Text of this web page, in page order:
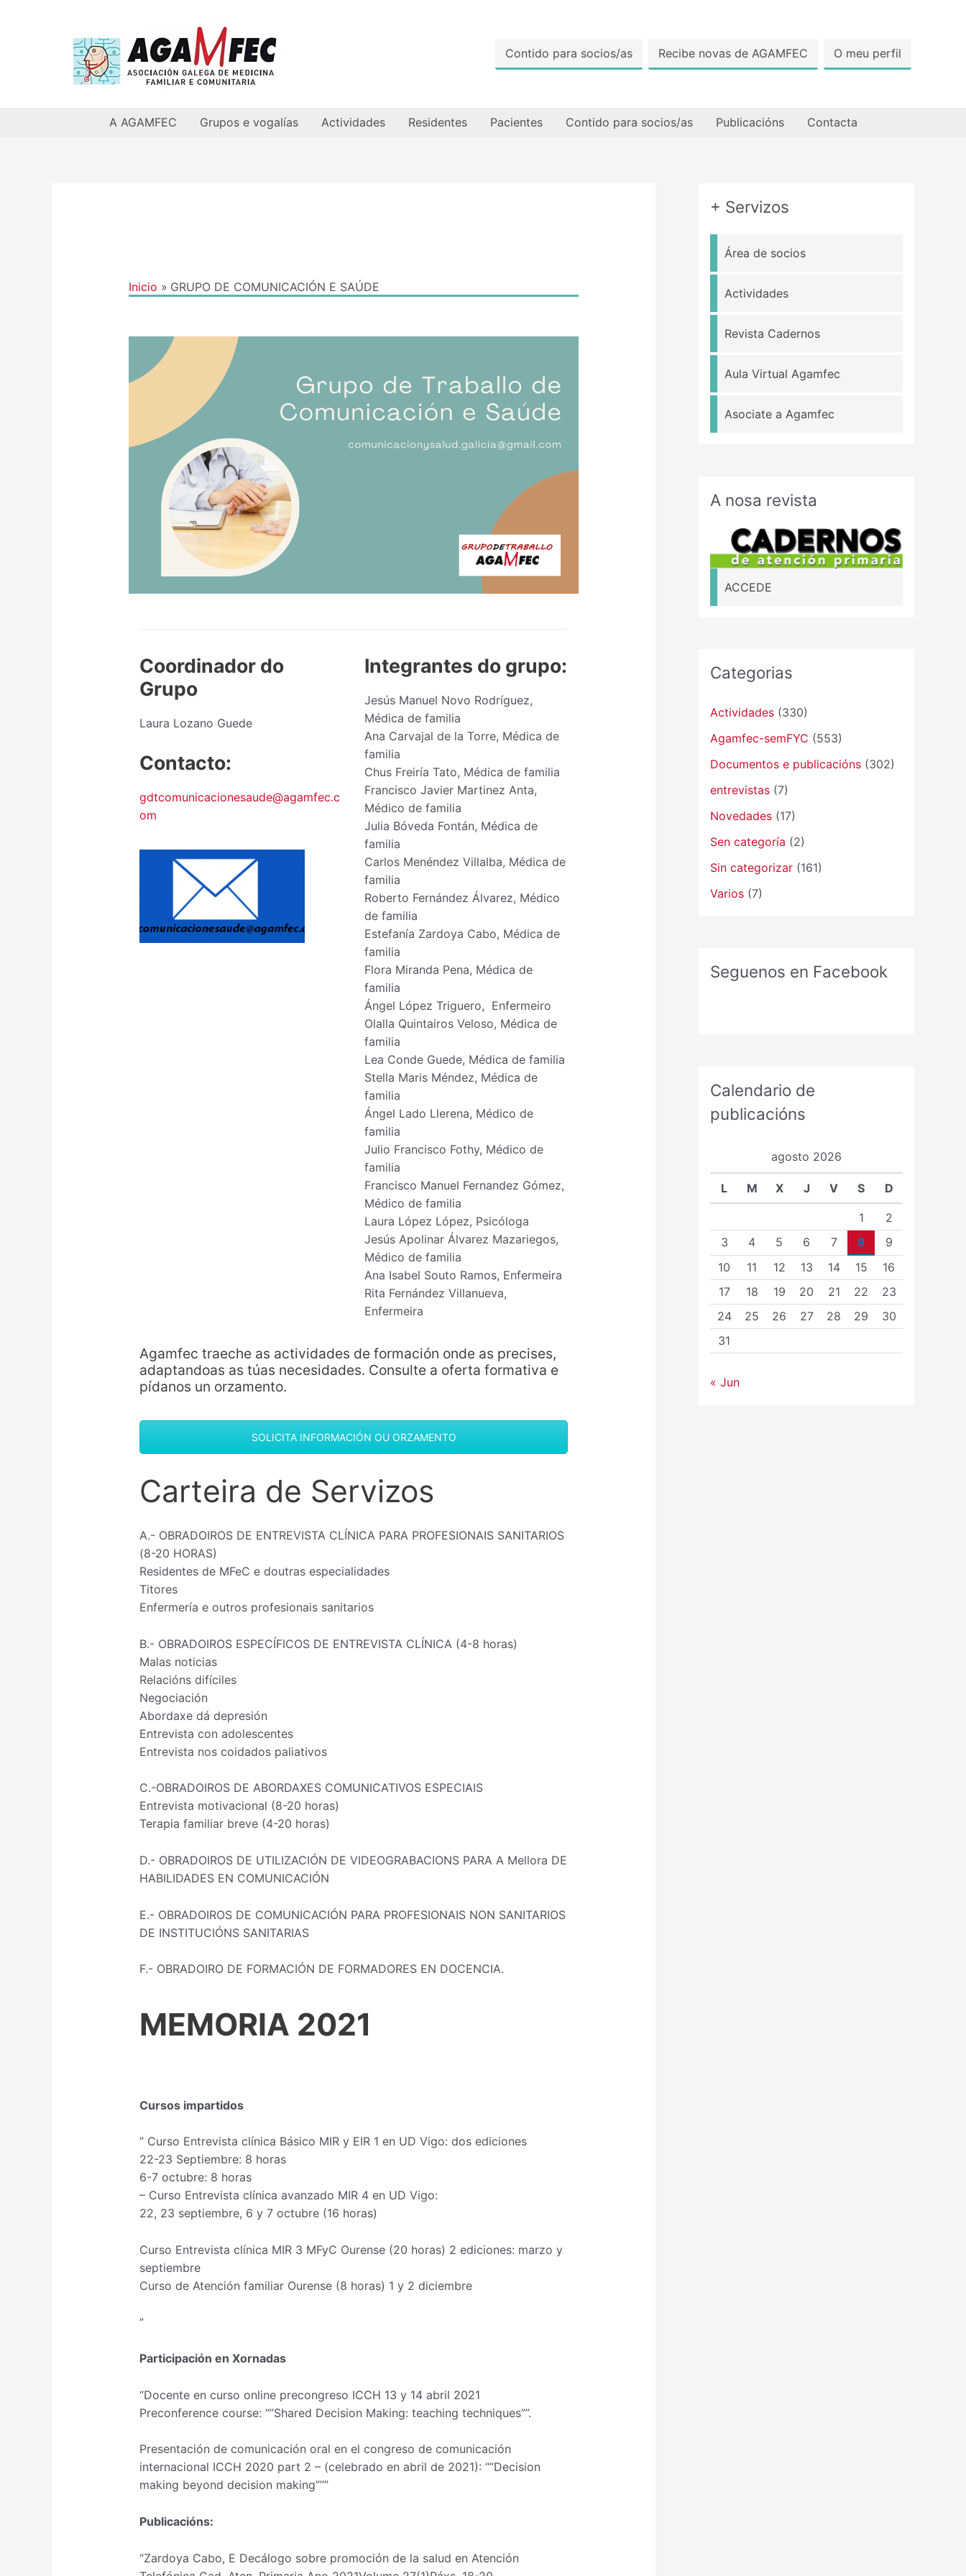
Contido para socios/as Recibe novas de AGAMFEC O meu perfil
A AGAMFEC Grupos e vogalías Actividades Residentes Pacientes Contido para socios/as Publicacións Contacta
Inicio GRUPO DE COMUNICACIÓN E SAÚDE
Coordinador do
Grupo
Laura Lozano Guede
Contacto:
gdtcomunicacionesaude@agamfec.c
om
Integrantes do grupo:
Jesús Manuel Novo Rodríguez,
Médica de familia
Ana Carvajal de la Torre, Médica de
familia
Chus Freiría Tato, Médica de familia
Francisco Javier Martinez Anta,
Médico de familia
Julia Bóveda Fontán, Médica de
familia
Carlos Menéndez Villalba, Médica de
familia
Roberto Fernández Álvarez, Médico
de familia
Estefanía Zardoya Cabo, Médica de
familia
Flora Miranda Pena, Médica de
familia
Ángel López Triguero, Enfermeiro
Olalla Quintairos Veloso, Médica de
familia
Lea Conde Guede, Médica de familia
Stella Maris Méndez, Médica de
familia
Ángel Lado Llerena, Médico de
familia
Julio Francisco Fothy, Médico de
familia
Francisco Manuel Fernandez Gómez,
Médico de familia
Laura López López, Psicóloga
Jesús Apolinar Álvarez Mazariegos,
Médico de familia
Ana Isabel Souto Ramos, Enfermeira
Rita Fernández Villanueva,
Enfermeira
Agamfec traeche as actividades de formación onde as precises,
adaptandoas as túas necesidades. Consulte a oferta formativa e
pídanos un orzamento.
SOLICITA INFORMACIÓN OU ORZAMENTO
Carteira de Servizos
A.- OBRADOIROS DE ENTREVISTA CLÍNICA PARA PROFESIONAIS SANITARIOS
(8-20 HORAS)
Residentes de MFeC e doutras especialidades
Titores
Enfermería e outros profesionais sanitarios
B.- OBRADOIROS ESPECÍFICOS DE ENTREVISTA CLÍNICA (4-8 horas)
Malas noticias
Relacións difíciles
Negociación
Abordaxe dá depresión
Entrevista con adolescentes
Entrevista nos coidados paliativos
C.-OBRADOIROS DE ABORDAXES COMUNICATIVOS ESPECIAIS
Entrevista motivacional (8-20 horas)
Terapia familiar breve (4-20 horas)
D.- OBRADOIROS DE UTILIZACIÓN DE VIDEOGRABACIONS PARA A Mellora DE
HABILIDADES EN COMUNICACIÓN
E.- OBRADOIROS DE COMUNICACIÓN PARA PROFESIONAIS NON SANITARIOS
DE INSTITUCIÓNS SANITARIAS
F.- OBRADOIRO DE FORMACIÓN DE FORMADORES EN DOCENCIA.
MEMORIA 2021
Cursos impartidos
” Curso Entrevista clínica Básico MIR y EIR 1 en UD Vigo: dos ediciones
22-23 Septiembre: 8 horas
6-7 octubre: 8 horas
– Curso Entrevista clínica avanzado MIR 4 en UD Vigo:
22, 23 septiembre, 6 y 7 octubre (16 horas)
Curso Entrevista clínica MIR 3 MFyC Ourense (20 horas) 2 ediciones: marzo y
septiembre
Curso de Atención familiar Ourense (8 horas) 1 y 2 diciembre
”
Participación en Xornadas
“Docente en curso online precongreso ICCH 13 y 14 abril 2021
Preconference course: “”Shared Decision Making: teaching techniques””.
Presentación de comunicación oral en el congreso de comunicación
internacional ICCH 2020 part 2 – (celebrado en abril de 2021): “”Decision
making beyond decision making”””
Publicacións:
“Zardoya Cabo, E Decálogo sobre promoción de la salud en Atención
+ Servizos
Área de socios
Actividades
Revista Cadernos
Aula Virtual Agamfec
Asociate a Agamfec
A nosa revista
ACCEDE
Categorias
Actividades (330)
Agamfec-semFYC (553)
Documentos e publicacións (302)
entrevistas (7)
Novedades (17)
Sen categoría (2)
Sin categorizar (161)
Varios (7)
Seguenos en Facebook
Calendario de
publicacións
agosto 2026
L M X J V S D
1
2
3
4 5 6 7 8
9
10
11 12 13 14 15
16
17
18 19 20 21 22
23
24
25 26 27 28 29
30
31
« Jun